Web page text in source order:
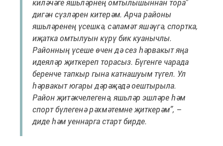
киләчәге яшьләрнең омтылышыннан тора”
дигән сүзләрен китерәм. Арча районы
яшьләренең үсешкә, сәламәт яшәүгә, спортка,
иҗатка омтылуын күрү бик куанычлы.
Районның үсеше өчен дә сез һәрвакыт яңа
идеяләр җиткереп торасыз. Бүгенге чарада
беренче тапкыр гына катнашуым түгел. Ул
һәрвакыт югары дәрәҗәдә оештырыла.
Район җитәкчелегенә, яшьләр эшләре һәм
спорт бүлегенә рәхмәтемне җиткерәм”, –
диде һәм уеннарга старт бирде.